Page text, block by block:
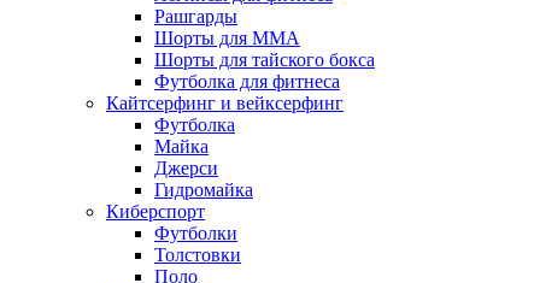
Рашгарды
Шорты для MMA
Шорты для тайского бокса
Футболка для фитнеса
Кайтсерфинг и вейксерфинг
Футболка
Майка
Джерси
Гидромайка
Киберспорт
Футболки
Толстовки
Поло